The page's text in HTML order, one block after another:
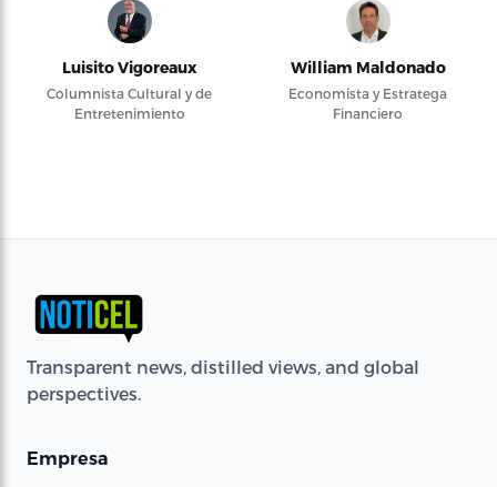
Luisito Vigoreaux
Columnista Cultural y de
Entretenimiento
William Maldonado
Economista y Estratega
Financiero
Transparent news, distilled views, and global
perspectives.
Empresa